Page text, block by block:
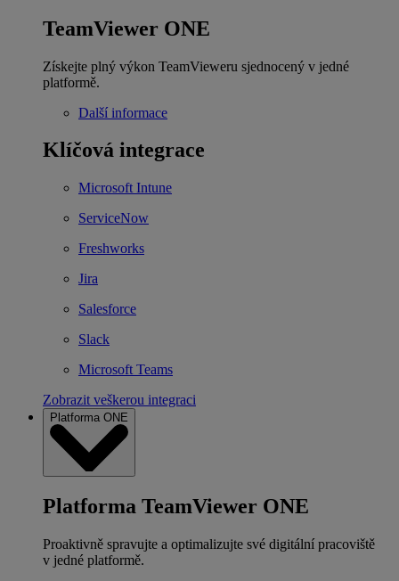
TeamViewer ONE
Získejte plný výkon TeamVieweru sjednocený v jedné
platformě.
Další informace
Klíčová integrace
Microsoft Intune
ServiceNow
Freshworks
Jira
Salesforce
Slack
Microsoft Teams
Zobrazit veškerou integraci
Platforma ONE
Platforma TeamViewer ONE
Proaktivně spravujte a optimalizujte své digitální pracoviště
v jedné platformě.